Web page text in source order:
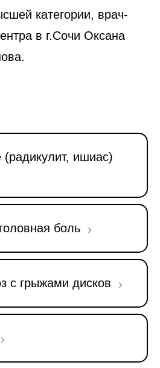
категории, врач-
в г.Сочи Оксана
(радикулит, ишиас)
боль
с грыжами дисков